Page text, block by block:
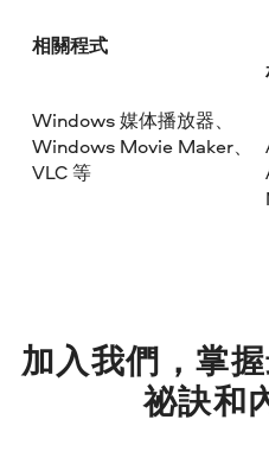
相關程式
Windows 媒体播放器、
Windows Movie Maker、
VLC 等
加入我們，掌
祕訣和